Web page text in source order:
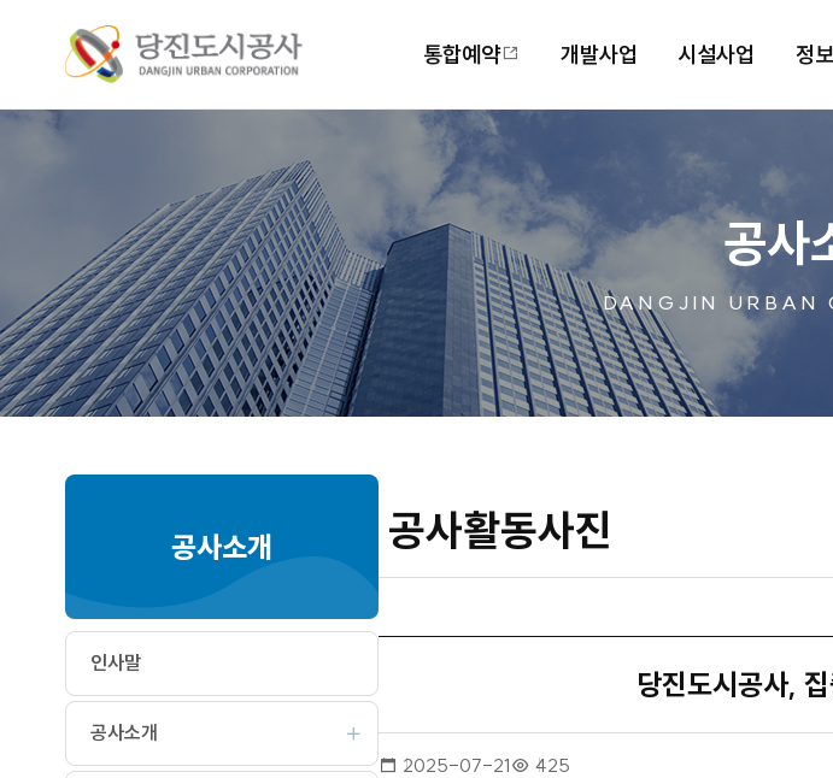
통합예약 개발사업 시설사업 정
공사
DANGJIN URBAN
공사소개
인사말
공사소개
공사활동사진
당진도시공사,
작
2025-07-21
조
425